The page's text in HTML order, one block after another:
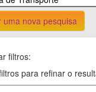
uma nova pesquisa
filtros:
para refinar o